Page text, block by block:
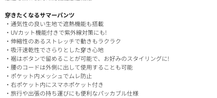
穿きたくなるサマーパンツ
・通気性の良い生地で遮熱機能も搭載
・UVカット機能付きで紫外線対策にも!
・伸縮性のあるストレッチで動きもラクラク
・吸汗速乾性でさらりとした穿き心地
・裾はボタンで留めることが可能で、お好みのスタイリングに!
・腰のコードは外側に出して使用することも可能
・ポケット内メッシュでムレ防止
・右ポケット内にスマホポケット付き
・旅行や出張の持ち運びにも便利なパッカブル仕様